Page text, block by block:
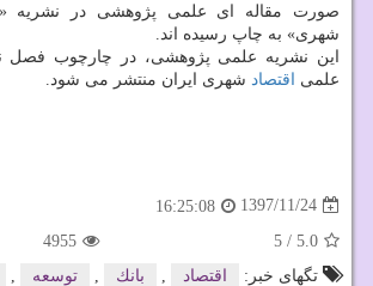
صورت مقاله ای علمی پژوهشی در نشریه
شهری» به چاپ رسیده اند.
این نشریه علمی پژوهشی، در چارچوب فصل
علمی اقتصاد شهری ایران منتشر می شود.
1397/11/24
16:25:08
5.0
/
5
4955
تگهای خبر:
اقتصاد بانك توسعه